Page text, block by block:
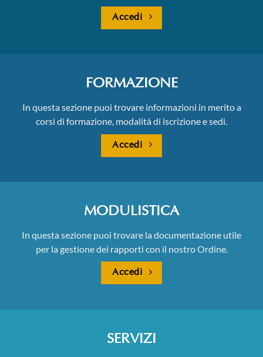
Accedi
FORMAZIONE
In questa sezione puoi trovare informazioni in merito a
corsi di formazione, modalità di iscrizione e sedi.
Accedi
MODULISTICA
In questa sezione puoi trovare la documentazione utile
per la gestione dei rapporti con il nostro Ordine.
Accedi
SERVIZI